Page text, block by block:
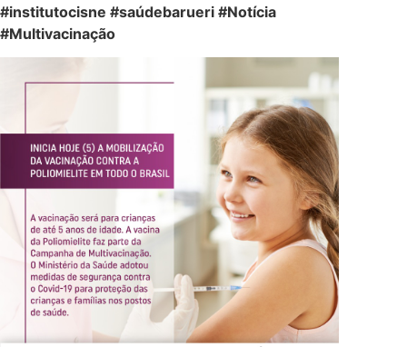
#institutocisne #saúdebarueri #Notícia
#Multivacinação